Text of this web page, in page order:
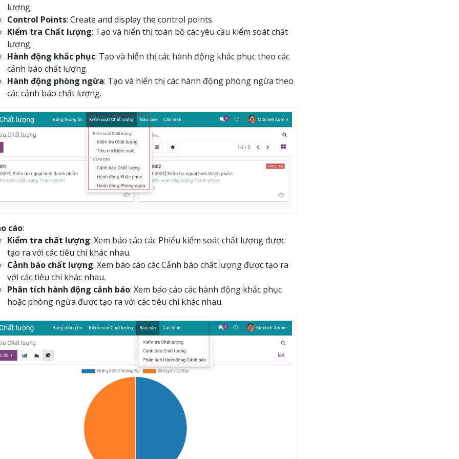
lượng.
Control Points: Create and display the control points.
Kiểm tra Chất lượng: Tạo và hiển thị toàn bộ các yêu cầu kiểm soát chất
lượng.
Hành động khắc phục: Tạo và hiển thị các hành động khắc phục theo các
cảnh báo chất lượng.
Hành động phòng ngừa: Tạo và hiển thị các hành động phòng ngừa theo
các cảnh báo chất lượng.
cáo:
Kiểm tra chất lượng: Xem báo cáo các Phiếu kiểm soát chất lượng được
tạo ra với các tiêu chí khác nhau.
Cảnh báo chất lượng: Xem báo cáo các Cảnh báo chất lượng được tạo ra
với các tiêu chí khác nhau.
Phân tích hành động cảnh báo: Xem báo cáo các hành động khắc phục
hoặc phòng ngừa được tạo ra với các tiêu chí khác nhau.